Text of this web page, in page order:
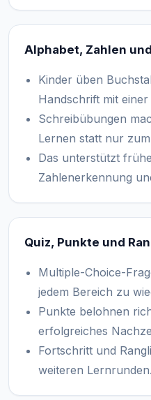
Alphabet, Zahlen
Kinder üben
Handschrift mit
Schreibübungen
Lernen statt nur
Das unterstützt
Zahlenerkennung
Quiz, Punkte und
Multiple-Choice-
jedem Bereich zu
Punkte belohnen
erfolgreiches
Fortschritt und
weiteren Lernrunden.